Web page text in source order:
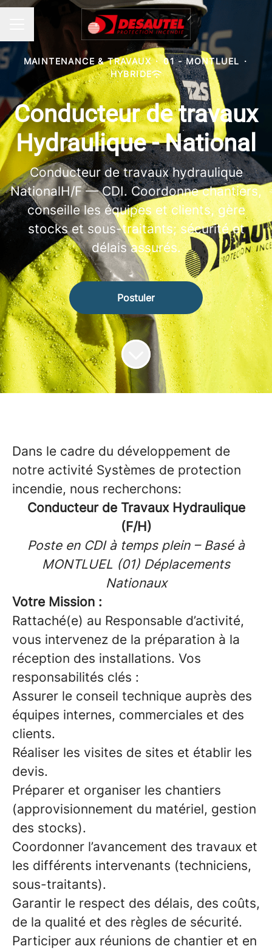
MENU CARRIÈRE
MAINTENANCE & TRAVAUX · 01 - MONTLUEL ·
HYBRIDE
Conducteur de travaux
Hydraulique - National
Conducteur de travaux hydraulique
NationalH/F — CDI. Coordonne chantiers,
conseille les équipes et clients, gère
stocks et sous-traitants; sécurité et
délais assurés.
Postuler
Dans le cadre du développement de
notre activité Systèmes de protection
incendie, nous recherchons:
Conducteur de Travaux Hydraulique
(F/H)
Poste en CDI à temps plein – Basé à
MONTLUEL (01) Déplacements
Nationaux
Votre Mission :
Rattaché(e) au Responsable d’activité,
vous intervenez de la préparation à la
réception des installations. Vos
responsabilités clés :
Assurer le conseil technique auprès des
équipes internes, commerciales et des
clients.
Réaliser les visites de sites et établir les
devis.
Préparer et organiser les chantiers
(approvisionnement du matériel, gestion
des stocks).
Coordonner l’avancement des travaux et
les différents intervenants (techniciens,
sous-traitants).
Garantir le respect des délais, des coûts,
de la qualité et des règles de sécurité.
Participer aux réunions de chantier et en